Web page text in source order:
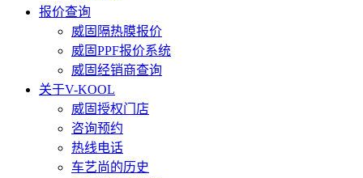
报价查询
威固隔热膜报价
威固PPF报价系统
威固经销商查询
关于V-KOOL
威固授权门店
咨询预约
热线电话
车艺尚的历史